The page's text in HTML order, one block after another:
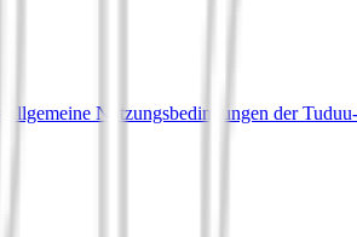
Allgemeine Nutzungsbedingungen der